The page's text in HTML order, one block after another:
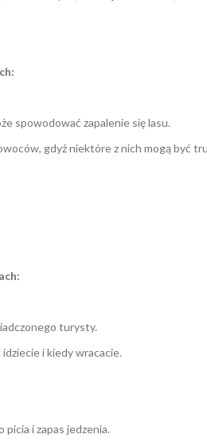
:
spowodować zapalenie się lasu.
gdyż niektóre z nich mogą być
:
turysty.
i kiedy wracacie.
i zapas jedzenia.